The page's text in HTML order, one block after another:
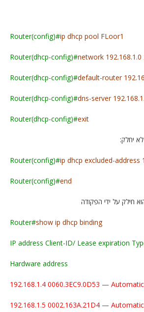
Router(config)#ip dhcp pool FLoor1
Router(dhcp-config)#network 192.168.1.0
Router(dhcp-config)#default-router
Router(dhcp-config)#dns-server
Router(dhcp-config)#exit
יחלק:
Router(config)#ip dhcp excluded-address
Router(config)#end
חילק על ידי הפקודה
Router#show ip dhcp binding
IP address Client-ID/ Lease expiration
Hardware address
192.168.1.4 0060.3EC9.0D53 — Automatic
192.168.1.5 0002.163A.21D4 — Automatic